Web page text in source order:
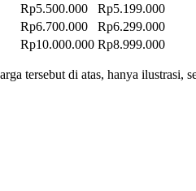
Rp5.500.000
Rp5.199.000
Rp6.700.000
Rp6.299.000
Rp10.000.000 Rp8.999.000
tersebut di atas, hanya ilustrasi,